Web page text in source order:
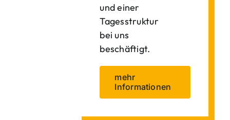
und einer
Tagesstruktur
bei uns
beschäftigt.
mehr
Informationen